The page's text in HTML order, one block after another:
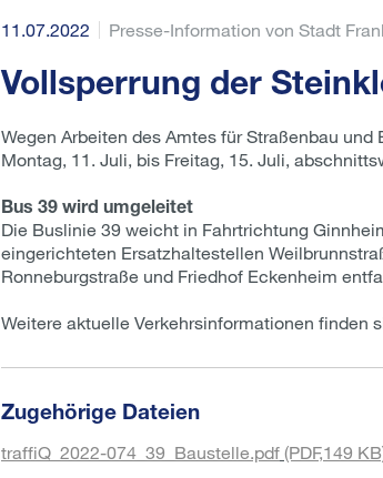
11.07.2022 Presse-Information von Stadt
Vollsperrung der
Wegen Arbeiten des Amtes für Straßenbau
Montag, 11. Juli, bis Freitag, 15. Juli,
Bus 39 wird umgeleitet
Die Buslinie 39 weicht in Fahrtrichtung
eingerichteten Ersatzhaltestellen
Ronneburgstraße und Friedhof Eckenheim
Weitere aktuelle Verkehrsinformationen finden
Zugehörige Dateien
traffiQ_2022-074_39_Baustelle.pdf (PDF,149